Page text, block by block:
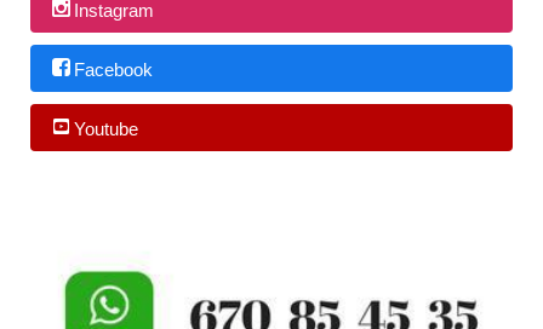
Instagram
Facebook
Youtube